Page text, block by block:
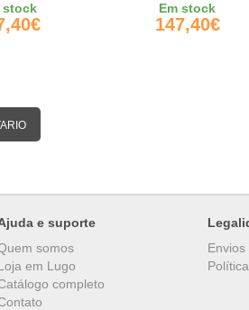
stock Em stock
147,40€
e suporte
somos
em Lugo
completo